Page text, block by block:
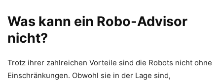
Was kann ein Robo-Advisor
nicht?
Trotz ihrer zahlreichen Vorteile sind die Robots nicht ohne
Einschränkungen. Obwohl sie in der Lage sind,